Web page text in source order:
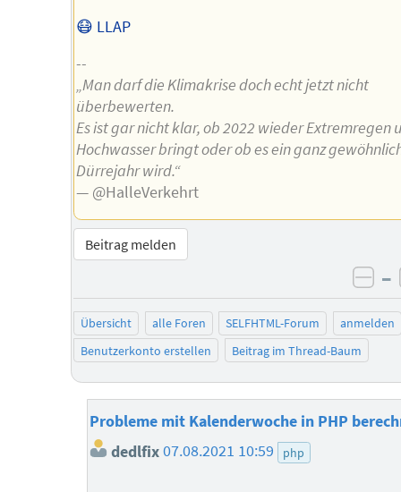
😷 LLAP
--
„Man darf die Klimakrise doch echt jetzt nicht
überbewerten.
Es ist gar nicht klar, ob 2022 wieder Extremregen
Hochwasser bringt oder ob es ein ganz
Dürrejahr wird.“
— @HalleVerkehrt
Beitrag melden
–
Übersicht alle Foren SELFHTML-Forum
anmelden
Benutzerkonto erstellen
Beitrag im Thread-Baum
Probleme mit Kalenderwoche in PHP
dedlfix 07.08.2021 10:59 php